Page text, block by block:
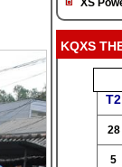
XS
KQXS
T2
28
5